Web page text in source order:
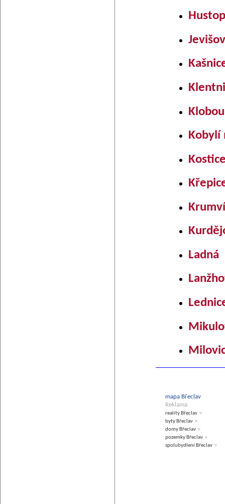
Kobylí
Ladná
mapa Břeclav
Reklama
reality Břeclav »
byty Břeclav »
domy Břeclav »
pozemky Břeclav »
spolubydlení Břeclav »